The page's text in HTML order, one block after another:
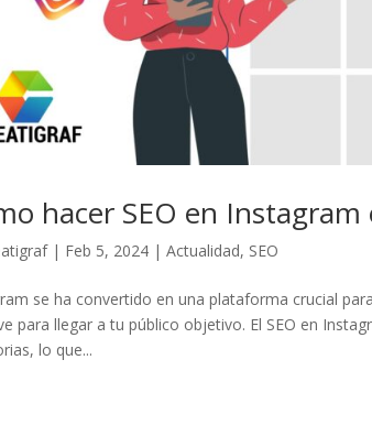
hacer SEO en
| Feb 5, 2024 |Actualidad, SEO
se ha convertido en una plataforma crucial
para llegar a tu público objetivo. El SEO en
lo que...